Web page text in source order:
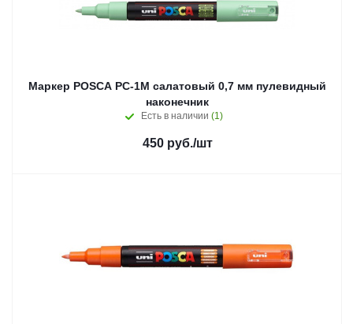
Маркер POSCA PC-1M салатовый 0,7 мм пулевидный
наконечник
Есть в наличии (1)
450руб./шт